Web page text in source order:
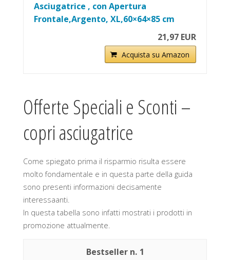
Asciugatrice , con Apertura
Frontale,Argento, XL,60×64×85 cm
21,97 EUR
Acquista su Amazon
Offerte Speciali e Sconti –
copri asciugatrice
Come spiegato prima il risparmio risulta essere
molto fondamentale e in questa parte della guida
sono presenti informazioni decisamente
interessaanti.
In questa tabella sono infatti mostrati i prodotti in
promozione attualmente.
1